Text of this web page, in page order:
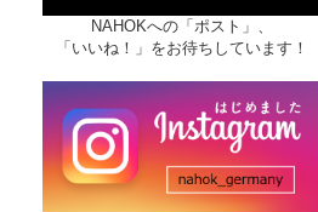
NAHOKへの「ポスト」、
「いいね！」をお待ちしています！